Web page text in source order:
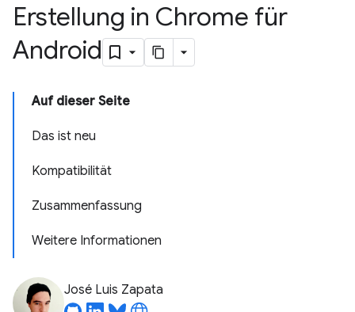
Erstellung in Chrome für
Android
Auf dieser Seite
Das ist neu
Kompatibilität
Zusammenfassung
Weitere Informationen
José Luis Zapata